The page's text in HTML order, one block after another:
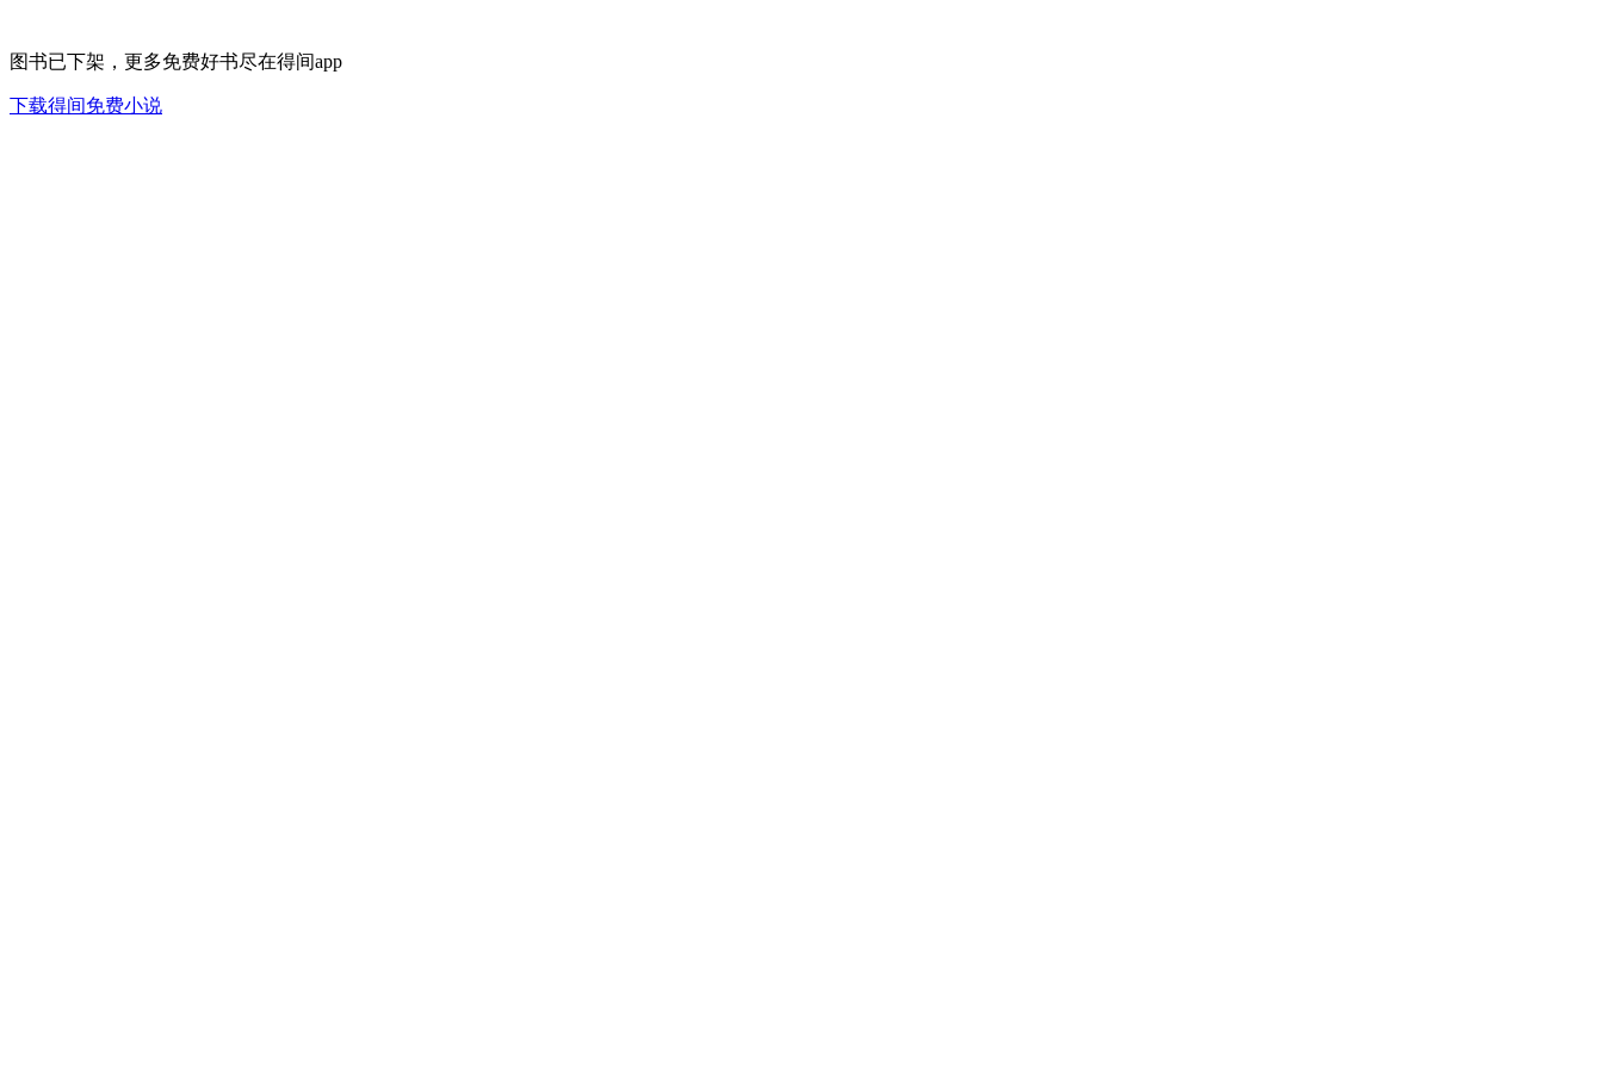
图书已下架，更多免费好书尽在得间app
下载得间免费小说